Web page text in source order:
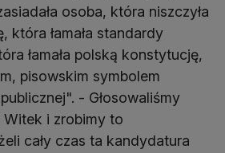
osoba, która niszczyła
która łamała standardy
łamała polską konstytucję,
pisowskim symbolem
- Głosowaliśmy
Witek i zrobimy to
cały czas ta kandydatura